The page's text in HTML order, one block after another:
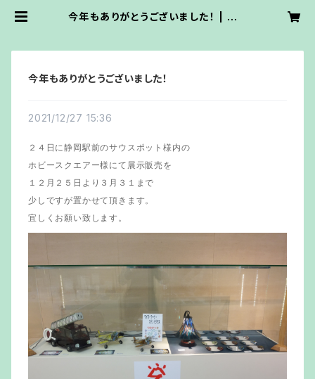
今年もありがとうございました！ | ワイ
今年もありがとうございました！
2021/12/27 15:36
２４日に静岡駅前のサウスポット様内の
ホビースクエアー様にて展示販売を
１２月２５日より３月３１まで
少しですが置かせて頂きます。
宜しくお願い致します。